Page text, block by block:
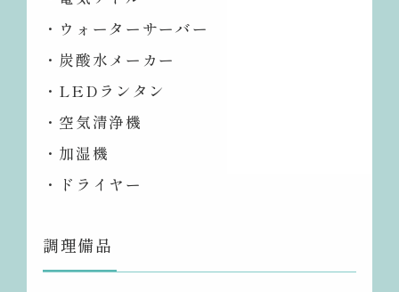
・ウォーターサーバー
・炭酸水メーカー
・LEDランタン
・空気清浄機
・加湿機
・ドライヤー
調理備品